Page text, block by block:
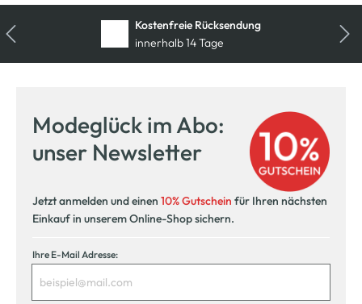
Kostenfreie Rücksendung
innerhalb 14 Tage
Modeglück im Abo:
unser Newsletter
Jetzt anmelden und einen 10% Gutschein für Ihren nächsten
Einkauf in unserem Online-Shop sichern.
Ihre E-Mail Adresse: